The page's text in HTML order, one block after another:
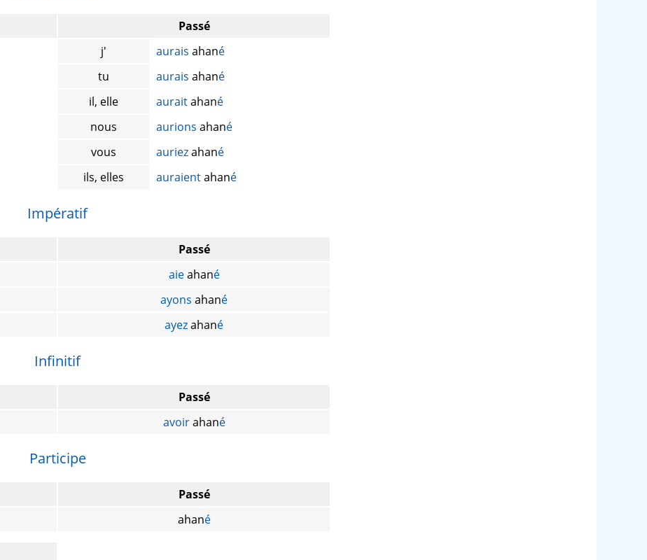
Passé
j'
aurais ahané
tu
aurais ahané
il, elle
auraitahané
nous
aurions ahané
vous
auriezahané
ils, elles
auraientahané
Impératif
Passé
aieahané
ayons ahané
ayezahané
Infinitif
Passé
avoirahané
Participe
Passé
ahané